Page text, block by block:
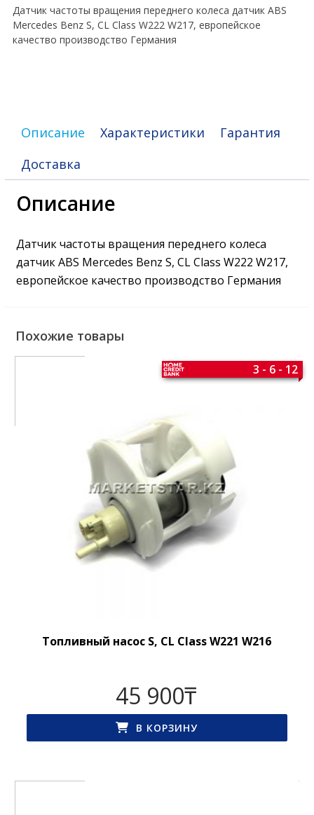
передний
S,
CL
Датчик частоты вращения переднего колеса датчик ABS
Mercedes Benz S, CL Class W222 W217, европейское
качество производство Германия
Описание Характеристики
Гарантия
Доставка
Описание
Датчик частоты вращения переднего колеса
датчик ABS Mercedes Benz S, CL Class W222 W217,
европейское качество производство Германия
Похожие товары
Топливный насос S, CL Class W221 W216
3 - 6 - 12
45 900₸
В КОРЗИНУ